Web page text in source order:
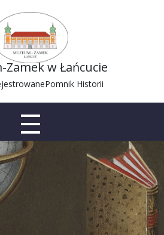
Zamek w Łańcucie
Pomnik Historii